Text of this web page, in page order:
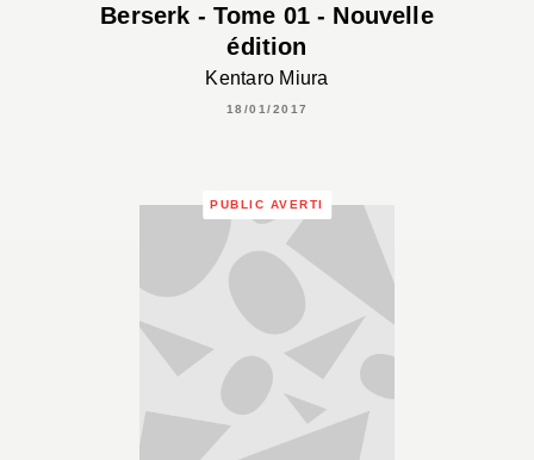
Berserk - Tome 01 - Nouvelle
édition
Kentaro Miura
18/01/2017
PUBLIC AVERTI